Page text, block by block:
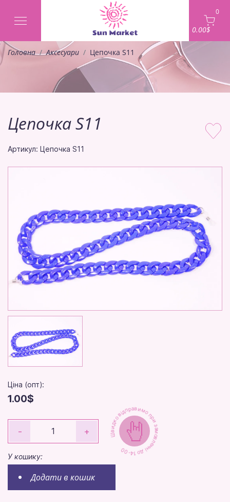
0
0.00$
Головна Аксесуари Цепочка S11
Цепочка S11
Артикул: Цепочка S11
Ціна (опт):
1.00$
- +
У кошику:
Додати в кошик
Швидко відправимо при замовленні до 14-00